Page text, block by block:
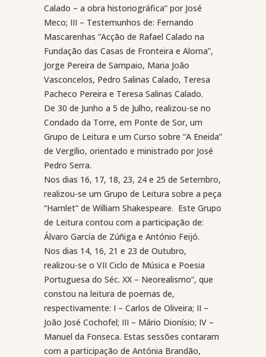
Calado – a obra historiográfica” por José
Meco; III – Testemunhos de: Fernando
Mascarenhas “Acção de Rafael Calado na
Fundação das Casas de Fronteira e Alorna”,
Jorge Pereira de Sampaio, Maria João
Vasconcelos, Pedro Salinas Calado, Teresa
Pacheco Pereira e Teresa Salinas Calado.
De 30 de Junho a 5 de Julho, realizou-se no
Condado da Torre, em Ponte de Sor, um
Grupo de Leitura e um Curso sobre “A Eneida”
de Vergílio, orientado e ministrado por José
Pedro Serra.
Nos dias 16, 17, 18, 23, 24 e 25 de Setembro,
realizou-se um Grupo de Leitura sobre a peça
“Hamlet” de William Shakespeare. Este Grupo
de Leitura contou com a participação de:
Álvaro García de Zúñiga e António Feijó.
Nos dias 14, 16, 21 e 23 de Outubro,
realizou-se o VII Ciclo de Música e Poesia
Portuguesa do Séc. XX – Neorealismo”, que
constou na leitura de poemas de,
respectivamente: I – Carlos de Oliveira; II –
João José Cochofel; III – Mário Dionísio; IV –
Manuel da Fonseca. Estas sessões contaram
com a participação de Antónia Brandão,